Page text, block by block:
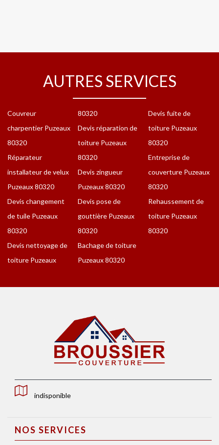
AUTRES SERVICES
Couvreur
charpentier Puzeaux
80320
Réparateur
installateur de velux
Puzeaux 80320
Devis changement
de tuile Puzeaux
80320
Devis nettoyage de
toiture Puzeaux
80320
Devis réparation de
toiture Puzeaux
80320
Devis zingueur
Puzeaux 80320
Devis pose de
gouttière Puzeaux
80320
Bachage de toiture
Puzeaux 80320
Devis fuite de
toiture Puzeaux
80320
Entreprise de
couverture Puzeaux
80320
Rehaussement de
toiture Puzeaux
80320
indisponible
NOS SERVICES